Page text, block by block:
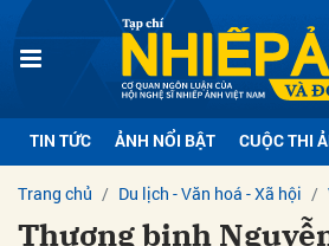
TIN TỨC ẢNH NỔI BẬT CUỘC THI
Trang chủ Du lịch - Văn hoá - Xã hội
Thương binh
luận